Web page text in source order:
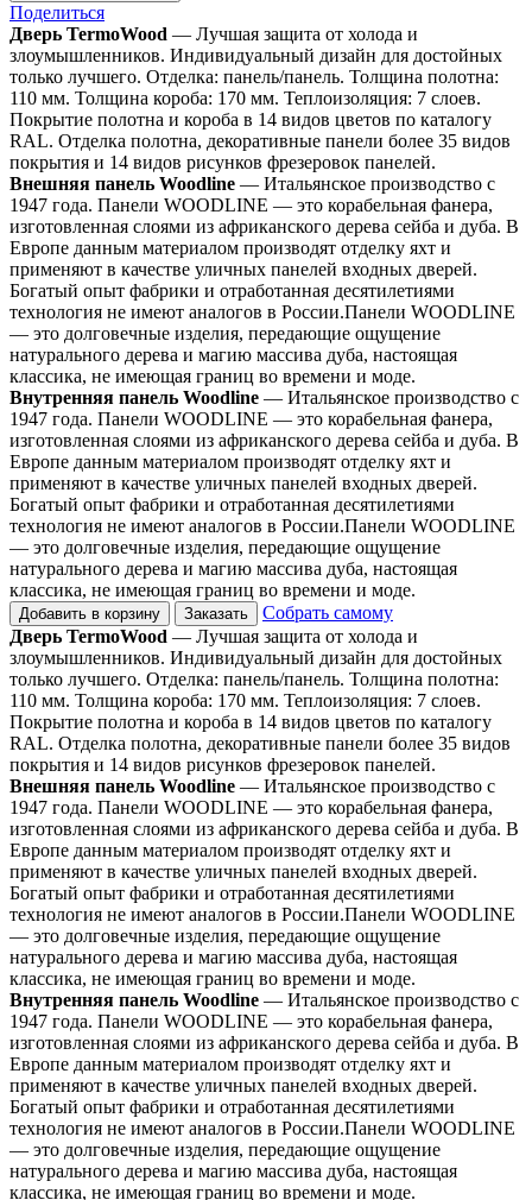
Поделиться
Дверь TermoWood — Лучшая защита от холода и
злоумышленников. Индивидуальный дизайн для достойных
только лучшего. Отделка: панель/панель. Толщина полотна:
110 мм. Толщина короба: 170 мм. Теплоизоляция: 7 слоев.
Покрытие полотна и короба в 14 видов цветов по каталогу
RAL. Отделка полотна, декоративные панели более 35 видов
покрытия и 14 видов рисунков фрезеровок панелей.
Внешняя панель Woodline — Итальянское производство с
1947 года. Панели WOODLINE — это корабельная фанера,
изготовленная слоями из африканского дерева сейба и дуба. В
Европе данным материалом производят отделку яхт и
применяют в качестве уличных панелей входных дверей.
Богатый опыт фабрики и отработанная десятилетиями
технология не имеют аналогов в России.Панели WOODLINE
— это долговечные изделия, передающие ощущение
натурального дерева и магию массива дуба, настоящая
классика, не имеющая границ во времени и моде.
Внутренняя панель Woodline — Итальянское производство с
1947 года. Панели WOODLINE — это корабельная фанера,
изготовленная слоями из африканского дерева сейба и дуба. В
Европе данным материалом производят отделку яхт и
применяют в качестве уличных панелей входных дверей.
Богатый опыт фабрики и отработанная десятилетиями
технология не имеют аналогов в России.Панели WOODLINE
— это долговечные изделия, передающие ощущение
натурального дерева и магию массива дуба, настоящая
классика, не имеющая границ во времени и моде.
Добавить в корзину Заказать
Собрать самому
Дверь TermoWood — Лучшая защита от холода и
злоумышленников. Индивидуальный дизайн для достойных
только лучшего. Отделка: панель/панель. Толщина полотна:
110 мм. Толщина короба: 170 мм. Теплоизоляция: 7 слоев.
Покрытие полотна и короба в 14 видов цветов по каталогу
RAL. Отделка полотна, декоративные панели более 35 видов
покрытия и 14 видов рисунков фрезеровок панелей.
Внешняя панель Woodline — Итальянское производство с
1947 года. Панели WOODLINE — это корабельная фанера,
изготовленная слоями из африканского дерева сейба и дуба. В
Европе данным материалом производят отделку яхт и
применяют в качестве уличных панелей входных дверей.
Богатый опыт фабрики и отработанная десятилетиями
технология не имеют аналогов в России.Панели WOODLINE
— это долговечные изделия, передающие ощущение
натурального дерева и магию массива дуба, настоящая
классика, не имеющая границ во времени и моде.
Внутренняя панель Woodline — Итальянское производство с
1947 года. Панели WOODLINE — это корабельная фанера,
изготовленная слоями из африканского дерева сейба и дуба. В
Европе данным материалом производят отделку яхт и
применяют в качестве уличных панелей входных дверей.
Богатый опыт фабрики и отработанная десятилетиями
технология не имеют аналогов в России.Панели WOODLINE
— это долговечные изделия, передающие ощущение
натурального дерева и магию массива дуба, настоящая
классика, не имеющая границ во времени и моде.